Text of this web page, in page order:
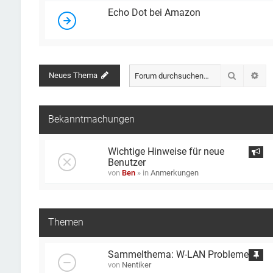
Echo Dot bei Amazon
Neues Thema Suche
Bekanntmachungen
Wichtige Hinweise für neue
Benutzer
von Ben » in Anmerkungen
Themen
Sammelthema: W-LAN Probleme
von Nentiker